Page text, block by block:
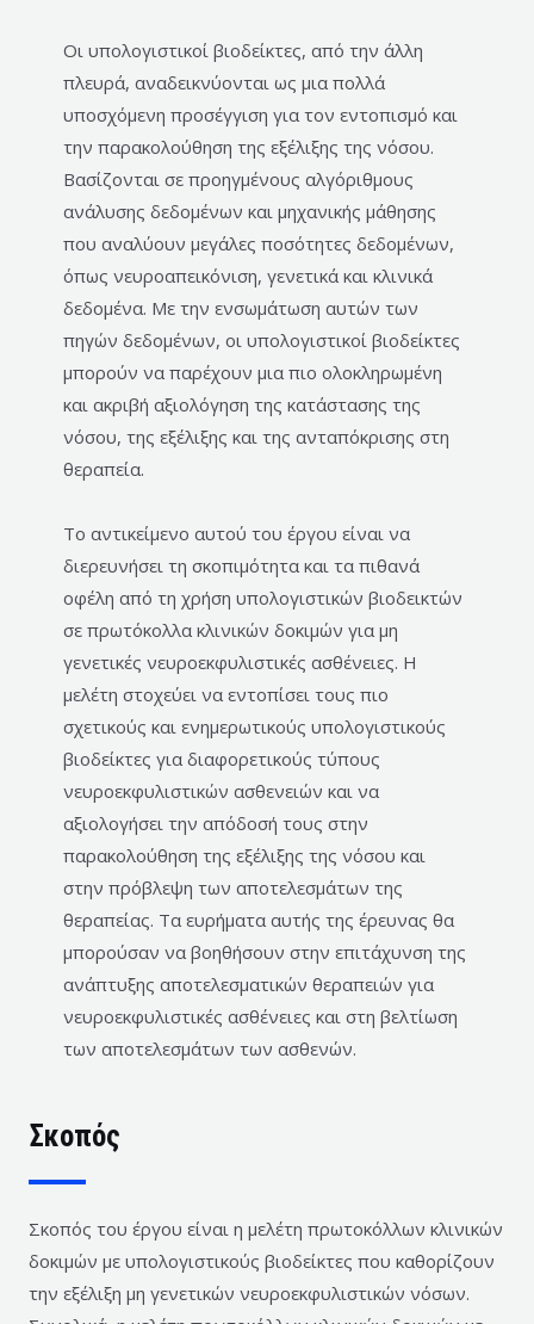
Οι υπολογιστικοί βιοδείκτες, από την άλλη
πλευρά, αναδεικνύονται ως μια πολλά
υποσχόμενη προσέγγιση για τον εντοπισμό και
την παρακολούθηση της εξέλιξης της νόσου.
Βασίζονται σε προηγμένους αλγόριθμους
ανάλυσης δεδομένων και μηχανικής μάθησης
που αναλύουν μεγάλες ποσότητες δεδομένων,
όπως νευροαπεικόνιση, γενετικά και κλινικά
δεδομένα. Με την ενσωμάτωση αυτών των
πηγών δεδομένων, οι υπολογιστικοί βιοδείκτες
μπορούν να παρέχουν μια πιο ολοκληρωμένη
και ακριβή αξιολόγηση της κατάστασης της
νόσου, της εξέλιξης και της ανταπόκρισης στη
θεραπεία.
Το αντικείμενο αυτού του έργου είναι να
διερευνήσει τη σκοπιμότητα και τα πιθανά
οφέλη από τη χρήση υπολογιστικών βιοδεικτών
σε πρωτόκολλα κλινικών δοκιμών για μη
γενετικές νευροεκφυλιστικές ασθένειες. Η
μελέτη στοχεύει να εντοπίσει τους πιο
σχετικούς και ενημερωτικούς υπολογιστικούς
βιοδείκτες για διαφορετικούς τύπους
νευροεκφυλιστικών ασθενειών και να
αξιολογήσει την απόδοσή τους στην
παρακολούθηση της εξέλιξης της νόσου και
στην πρόβλεψη των αποτελεσμάτων της
θεραπείας. Τα ευρήματα αυτής της έρευνας θα
μπορούσαν να βοηθήσουν στην επιτάχυνση της
ανάπτυξης αποτελεσματικών θεραπειών για
νευροεκφυλιστικές ασθένειες και στη βελτίωση
των αποτελεσμάτων των ασθενών.
Σκοπός
Σκοπός του έργου είναι η μελέτη πρωτοκόλλων κλινικών
δοκιμών με υπολογιστικούς βιοδείκτες που καθορίζουν
την εξέλιξη μη γενετικών νευροεκφυλιστικών νόσων.